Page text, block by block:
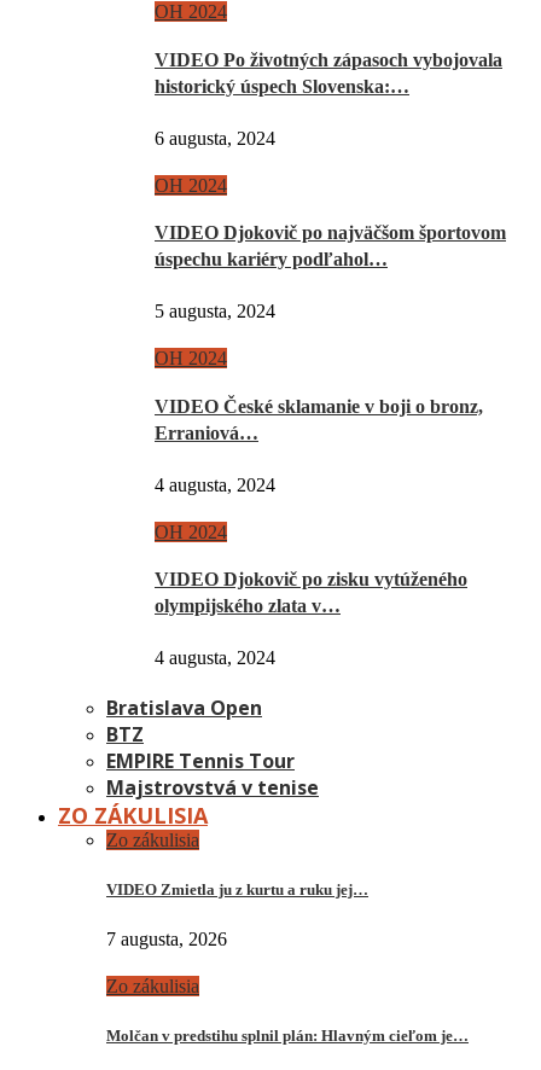
OH 2024
VIDEO Po životných zápasoch vybojovala
historický úspech Slovenska:…
6 augusta, 2024
OH 2024
VIDEO Djokovič po najväčšom športovom
úspechu kariéry podľahol…
5 augusta, 2024
OH 2024
VIDEO České sklamanie v boji o bronz,
Erraniová…
4 augusta, 2024
OH 2024
VIDEO Djokovič po zisku vytúženého
olympijského zlata v…
4 augusta, 2024
Bratislava Open
BTZ
EMPIRE Tennis Tour
Majstrovstvá v tenise
ZO ZÁKULISIA
Zo zákulisia
VIDEO Zmietla ju z kurtu a ruku jej…
7 augusta, 2026
Zo zákulisia
Molčan v predstihu splnil plán: Hlavným cieľom je…